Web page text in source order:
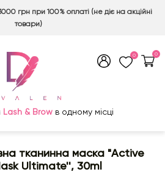
грн при 100% оплаті (не діє на акційні
товари)
0 0
Lash & Brow в одному місці
тканинна маска "Active
Ultimate'', 30ml